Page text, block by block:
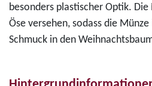
besonders plastischer Optik.
Öse versehen, sodass die
Schmuck in den